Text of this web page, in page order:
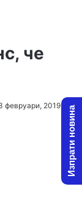
че
февруари, 2019 Изпрати новина